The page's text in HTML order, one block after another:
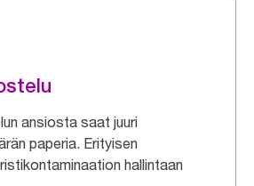
ansiosta saat juuri
paperia. Erityisen
hallintaan